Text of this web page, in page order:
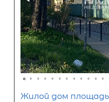
0 10 20 30
Срок кредита
1 5 10